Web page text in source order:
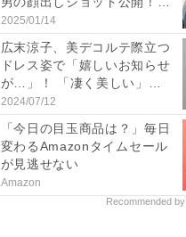
「め...
2025/01/14
広末涼子、美デコルテ際立つ
ドレス姿で「嬉しいお知らせ
が…」！ 「凄く美しい」
「透...
2024/07/12
「今日の目玉商品は？」毎日
変わるAmazonタイムセール
が見逃せない
Amazon
Recommended by